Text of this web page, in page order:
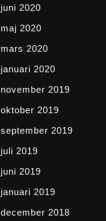
juni 2020
maj 2020
mars 2020
januari 2020
november 2019
oktober 2019
september 2019
juli 2019
juni 2019
januari 2019
december 2018